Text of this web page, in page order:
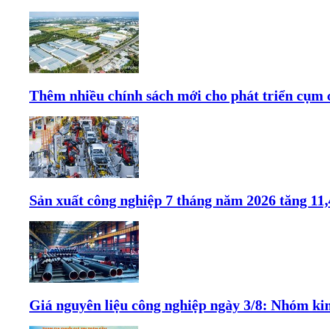
Thêm nhiều chính sách mới cho phát triển cụm
Sản xuất công nghiệp 7 tháng năm 2026 tăng
Giá nguyên liệu công nghiệp ngày 3/8: Nhóm